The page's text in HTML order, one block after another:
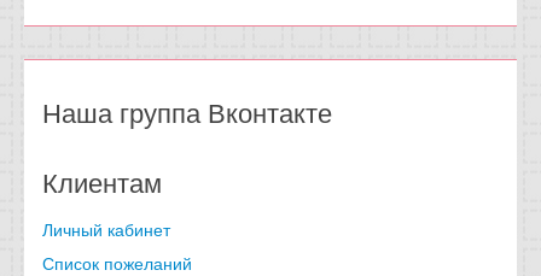
Наша группа Вконтакте
Клиентам
Личный кабинет
Список пожеланий